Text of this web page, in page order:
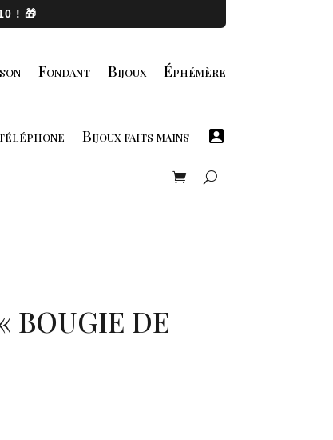
! 🎁
Fondant Bijoux Éphémère
Bijoux faits mains
BOUGIE DE